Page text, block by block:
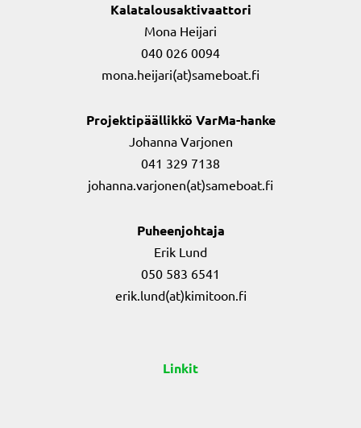
Kalatalousaktivaattori
Mona Heijari
040 026 0094
mona.heijari(at)sameboat.fi
Projektipäällikkö VarMa-hanke
Johanna Varjonen
041 329 7138
johanna.varjonen(at)sameboat.fi
Puheenjohtaja
Erik Lund
050 583 6541
erik.lund(at)kimitoon.fi
Linkit